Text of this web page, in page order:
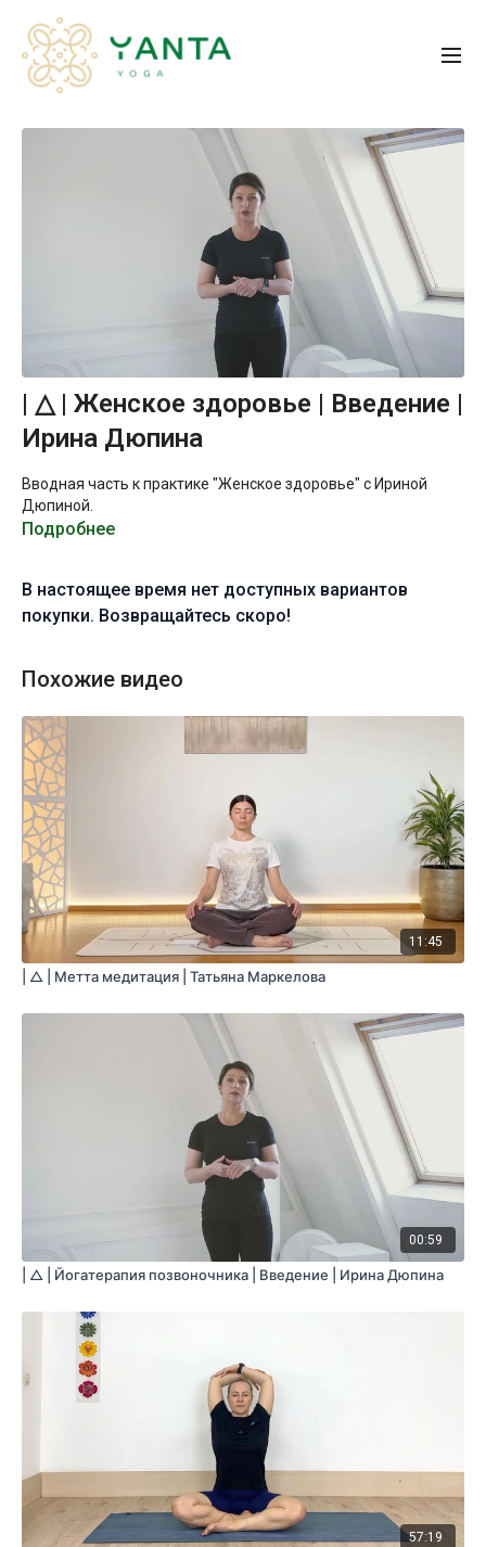
| △ | Женское здоровье | Введение |
Ирина Дюпина
Вводная часть к практике "Женское здоровье" с Ириной
Дюпиной.
Подробнее
В настоящее время нет доступных вариантов
покупки. Возвращайтесь скоро!
Похожие видео
11:45
| △ | Метта медитация | Татьяна Маркелова
00:59
| △ | Йогатерапия позвоночника | Введение | Ирина Дюпина
57:19